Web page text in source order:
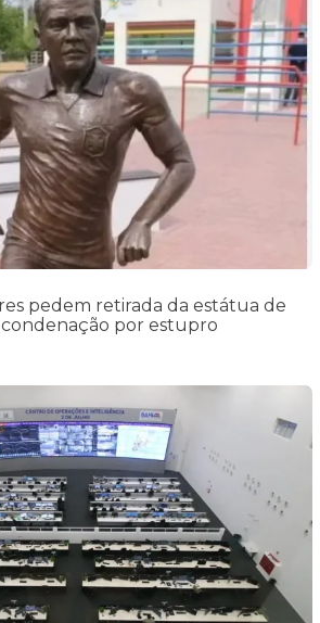
pedem retirada da estátua de
condenação por estupro